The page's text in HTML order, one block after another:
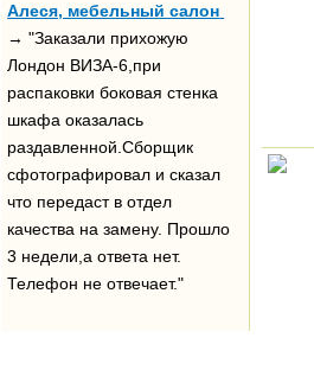
Алеся, мебельный салон
→ "Заказали прихожую
Лондон ВИЗА-6,при
распаковки боковая стенка
шкафа оказалась
раздавленной.Сборщик
сфотографировал и сказал
что передаст в отдел
качества на замену. Прошло
3 недели,а ответа нет.
Телефон не отвечает."